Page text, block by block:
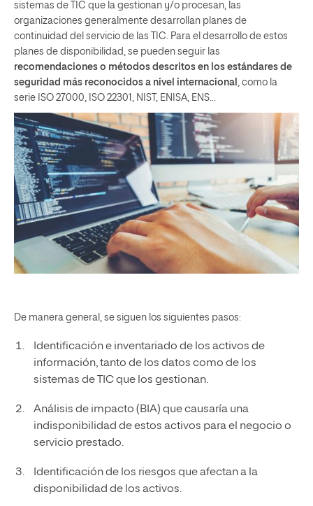
sistemas de TIC que la gestionan y/o procesan, las
organizaciones generalmente desarrollan planes de
continuidad del servicio de las TIC. Para el desarrollo de estos
planes de disponibilidad, se pueden seguir las
recomendaciones o métodos descritos en los estándares de
seguridad más reconocidos a nivel internacional , como la
serie ISO 27000, ISO 22301, NIST, ENISA, ENS…
De manera general, se siguen los siguientes pasos:
Identificación e inventariado de los activos de
información, tanto de los datos como de los
sistemas de TIC que los gestionan.
Análisis de impacto (BIA) que causaría una
indisponibilidad de estos activos para el negocio o
servicio prestado.
Identificación de los riesgos que afectan a la
disponibilidad de los activos.